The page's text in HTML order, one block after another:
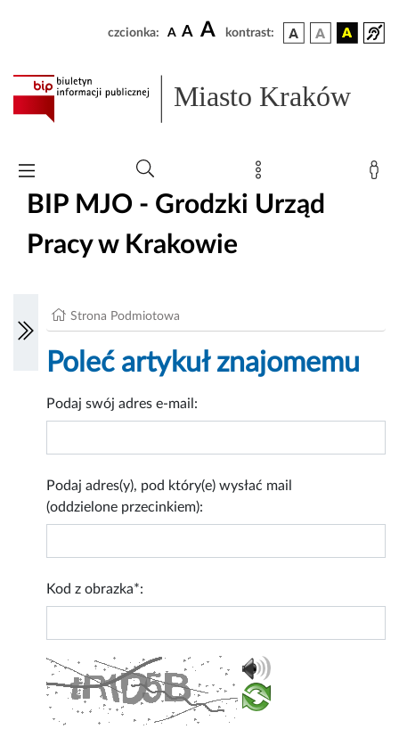
czcionka: A A A kontrast:
Miasto Kraków
BIP MJO - Grodzki Urząd
Pracy w Krakowie
Strona Podmiotowa
Poleć artykuł znajomemu
Podaj swój adres e-mail:
Podaj adres(y), pod który(e) wysłać mail
(oddzielone przecinkiem):
Kod z obrazka*: